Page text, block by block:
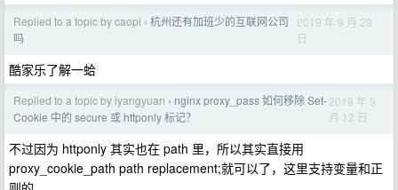
Replied to a topic by caopi › 杭州还有加班少的互联网公司
吗
2019 年 9 月 29
日
酷家乐了解一蛤
Replied to a topic by iyangyuan › nginx proxy_pass 如何移除 Set-
Cookie 中的 secure 或 httponly 标记？
2019 年 9
月 12 日
不过因为 httponly 其实也在 path 里，所以其实直接用
proxy_cookie_path path replacement;就可以了，这里支持变量和正